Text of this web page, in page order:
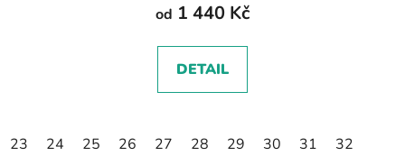
od 1 440 Kč
DETAIL
23 24 25 26 27 28 29 30 31 32